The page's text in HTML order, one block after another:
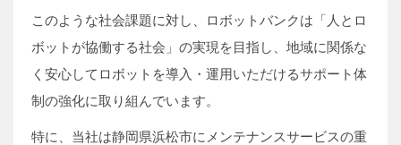
このような社会課題に対し、ロボットバンクは「人とロ
ボットが協働する社会」の実現を目指し、地域に関係な
く安心してロボットを導入・運用いただけるサポート体
制の強化に取り組んでいます。
特に、当社は静岡県浜松市にメンテナンスサービスの重